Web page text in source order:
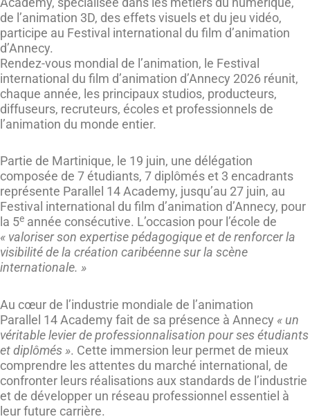
de l’animation 3D, des effets visuels et du jeu vidéo,
participe au Festival international du film d’animation
d’Annecy.
Rendez-vous mondial de l’animation, le Festival
international du film d’animation d’Annecy 2026 réunit,
chaque année, les principaux studios, producteurs,
diffuseurs, recruteurs, écoles et professionnels de
l’animation du monde entier.
Partie de Martinique, le 19 juin, une délégation
composée de 7 étudiants, 7 diplômés et 3 encadrants
représente Parallel 14 Academy, jusqu’au 27 juin, au
Festival international du film d’animation d’Annecy, pour
la 5e année consécutive. L’occasion pour l’école de
« valoriser son expertise pédagogique et de renforcer la
visibilité de la création caribéenne sur la scène
internationale. »
Au cœur de l’industrie mondiale de l’animation
Parallel 14 Academy fait de sa présence à Annecy « un
véritable levier de professionnalisation pour ses étudiants
et diplômés ». Cette immersion leur permet de mieux
comprendre les attentes du marché international, de
confronter leurs réalisations aux standards de l’industrie
et de développer un réseau professionnel essentiel à
leur future carrière.